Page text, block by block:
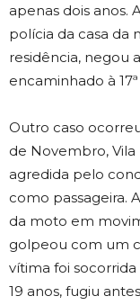
apenas dois anos.
polícia da casa da
residência, negou
encaminhado à
Outro caso
de Novembro, Vila
agredida pelo
como passageira.
da moto em
golpeou com um
vítima foi
19 anos, fugiu